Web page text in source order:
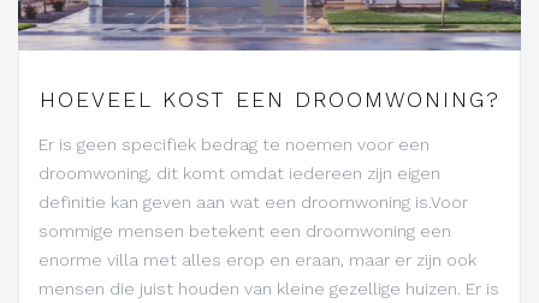
-
HOEVEEL KOST EEN DROOMWONING?
Er is geen specifiek bedrag te noemen voor een
droomwoning, dit komt omdat iedereen zijn eigen
definitie kan geven aan wat een droomwoning is.Voor
sommige mensen betekent een droomwoning een
enorme villa met alles erop en eraan, maar er zijn ook
mensen die juist houden van kleine gezellige huizen. Er is